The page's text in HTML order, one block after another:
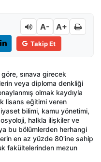
A- A+
Takip Et
sınava girecek
veya diploma denkliği
olmak kaydıyla
lisans eğitimi veren
bilimi, kamu yönetimi,
halkla ilişkiler ve
bu bölümlerden herhangi
en az yüzde 80'ine sahip
fakültelerinden mezun